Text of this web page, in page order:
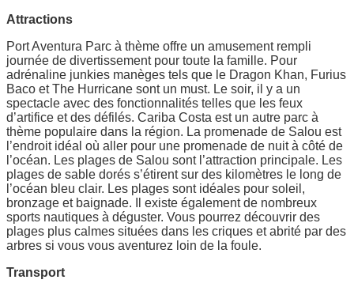
Attractions
Port Aventura Parc à thème offre un amusement rempli
journée de divertissement pour toute la famille. Pour
adrénaline junkies manèges tels que le Dragon Khan, Furius
Baco et The Hurricane sont un must. Le soir, il y a un
spectacle avec des fonctionnalités telles que les feux
d’artifice et des défilés. Cariba Costa est un autre parc à
thème populaire dans la région. La promenade de Salou est
l’endroit idéal où aller pour une promenade de nuit à côté de
l’océan. Les plages de Salou sont l’attraction principale. Les
plages de sable dorés s’étirent sur des kilomètres le long de
l’océan bleu clair. Les plages sont idéales pour soleil,
bronzage et baignade. Il existe également de nombreux
sports nautiques à déguster. Vous pourrez découvrir des
plages plus calmes situées dans les criques et abrité par des
arbres si vous vous aventurez loin de la foule.
Transport